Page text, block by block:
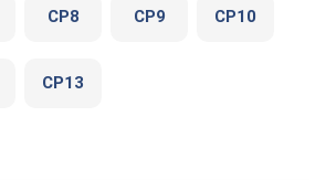
СР8 СР9 СР10
СР13